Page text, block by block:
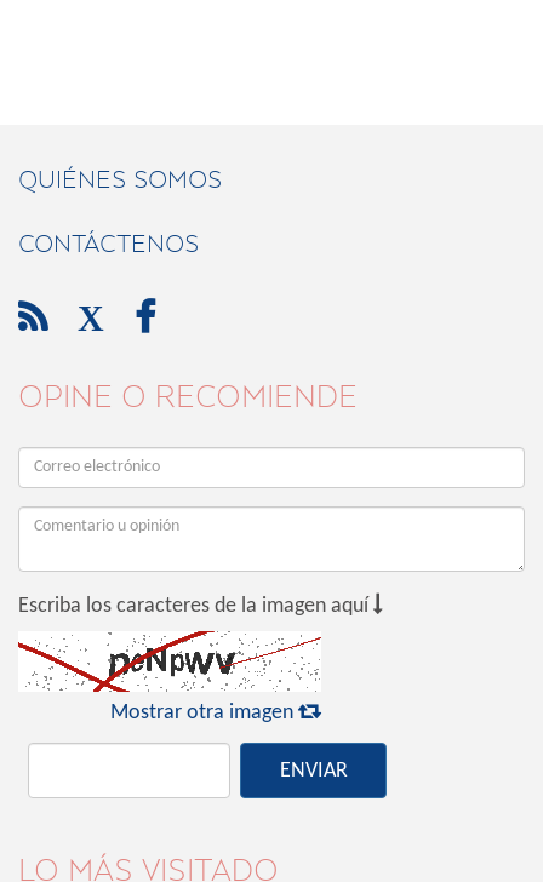
QUIÉNES SOMOS
CONTÁCTENOS
 X 
OPINE O RECOMIENDE
Escriba los caracteres de la imagen aquí 
Mostrar otra imagen 
ENVIAR
LO MÁS VISITADO